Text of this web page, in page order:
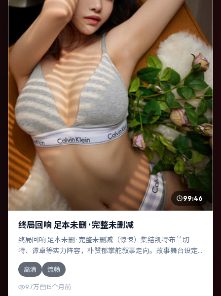
99:46
终局回响 足本未删 · 完整未删减
终局回响 足本未删 · 完整未删减（惊悚）集结凯特·布兰切
特、谭卓等实力阵容，朴赞郁掌舵叙事走向。故事舞台设定
于泰国，围绕一次意外选择展开连锁反应；配乐与色彩高度
服务于主题，结尾留白耐人寻味。
高清 流畅
9.7万 15个月前